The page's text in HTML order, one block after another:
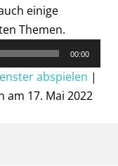
einige
Themen.
00:00
abspielen |
am 17. Mai 2022